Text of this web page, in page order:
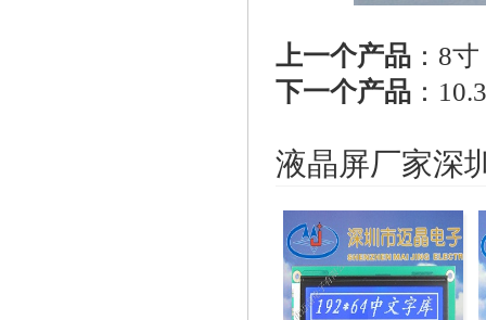
上一个产品 ： 8寸
下一个产品 ：
液晶屏厂家深